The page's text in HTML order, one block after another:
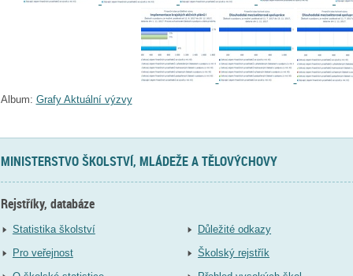
Album: Grafy Aktuální výzvy
MINISTERSTVO ŠKOLSTVÍ, MLÁDEŽE A TĚLOVÝCHOVY
Rejstříky, databáze
Statistika školství
Pro veřejnost
Důležité odkazy
Školský rejstřík